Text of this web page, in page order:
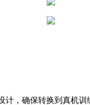
计，确保转换到真机